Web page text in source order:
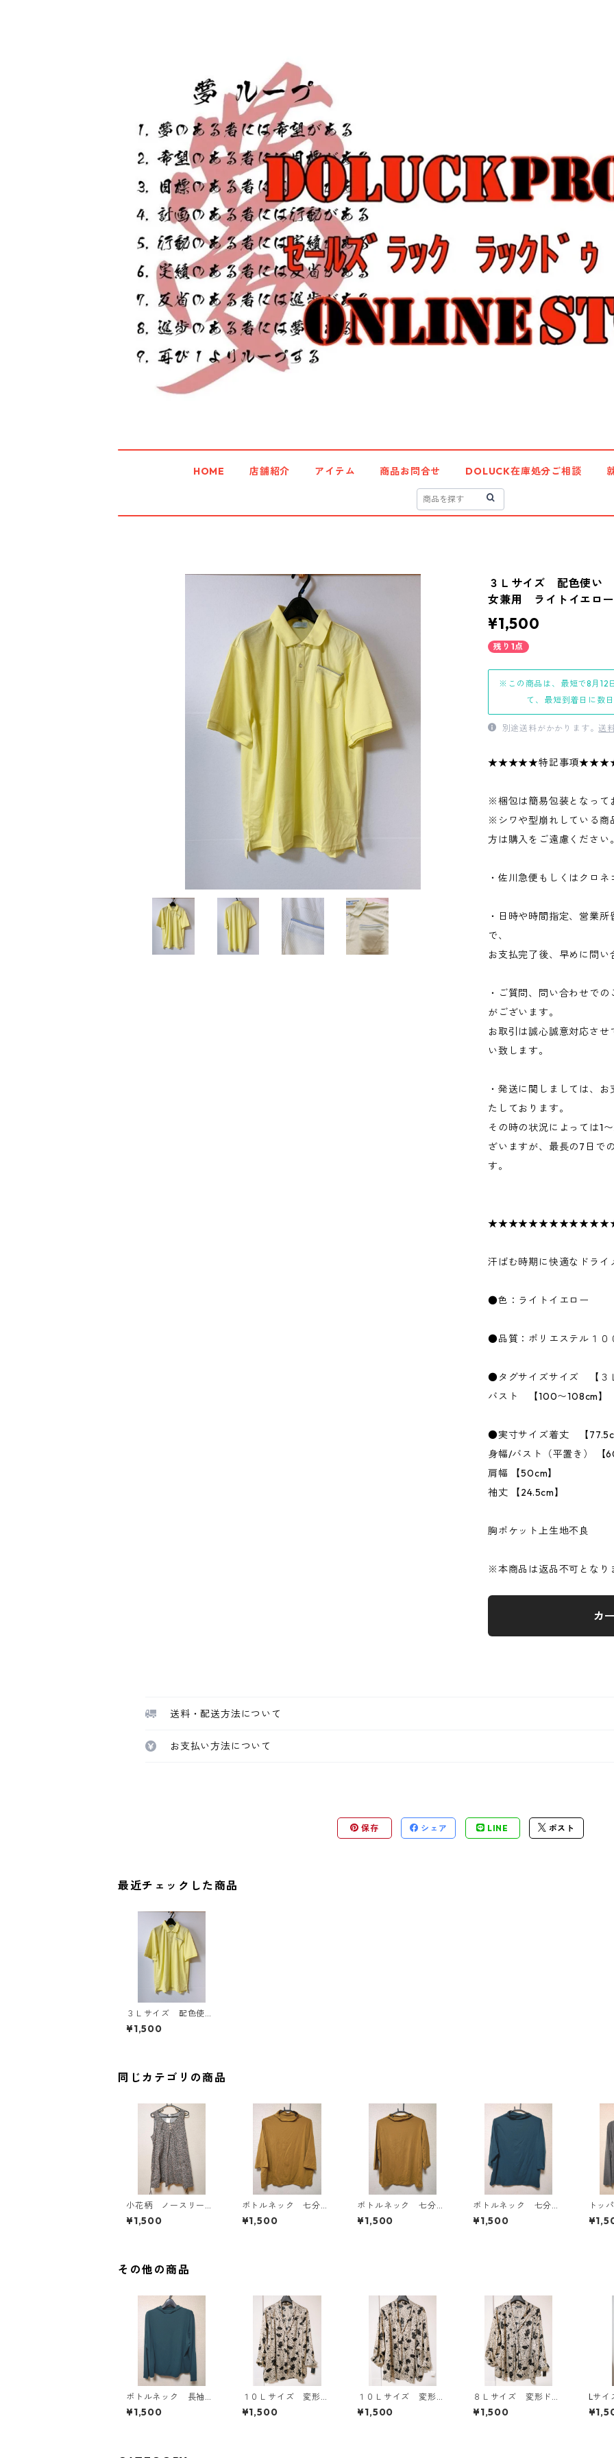
HOME 店舗紹介 アイテム 商品お問合せ DOLUCK在庫処分ご相談
３Ｌサイズ 配色使い
女兼用 ライトイエロ
¥1,500
残り1点
※この商品は、最短で8月12
て、最短到着日に数
別途送料がかかります。送
★★★★★特記事項
※梱包は簡易包装となって
※シワや型崩れしている商
方は購入をご遠慮ください。
・佐川急便もしくはクロネ
・日時や時間指定、営業
で、
お支払完了後、早めに問い
・ご質問、問い合わせで
がございます。
お取引は誠心誠意対応さ
い致します。
・発送に関しましては、
たしております。
その時の状況によっては1
ざいますが、最長の7日で
す。
汗ばむ時期に快適なドラ
●色：ライトイエロー
●品質：ポリエステル１０
●タグサイズサイズ 【３
バスト 【100〜108cm】
●実寸サイズ着丈 【
身幅/バスト（平置き） 【
肩幅 【50cm】
袖丈 【24.5cm】
胸ポケット上生地不良
※本商品は返品不可となり
カ
送料・配送方法について
お支払い方法について
保存 シェア LINE ポスト
最近チェックした商品
３Ｌサイズ 配色使
い ドライメッシュポ
ロシャツ 男女兼用
¥1,500
同じカテゴリの商品
小花柄 ノースリーブ
ワンピース ４Ｌ ブ
ラック KAE-4819
¥1,500
ボトルネック 七分袖
カットソー ４Ｌ マ
スタード KAE-4818
¥1,500
ボトルネック 七分袖
カットソー ４Ｌ マ
スタード KAE-4816
¥1,500
ボトルネック 七分袖
カットソー ４Ｌ テ
ィールグリーン KAE
¥1,500
トッ
ン
AE-
その他の商品
ボトルネック 長袖カ
ットソー ４Ｌ ティ
ールグリーン KAE-4
¥1,500
１０Ｌサイズ 変形ド
ット 花柄 ボウタイ
ブラウス オフホワイ
¥1,500
１０Ｌサイズ 変形ド
ット 花柄 ボウタイ
ブラウス オフホワイ
¥1,500
８Ｌサイズ 変形ドッ
ト 花柄 ボウタイブ
ラウス オフホワイ
¥1,500
Lサイズ 授乳口付
イド
ンピ